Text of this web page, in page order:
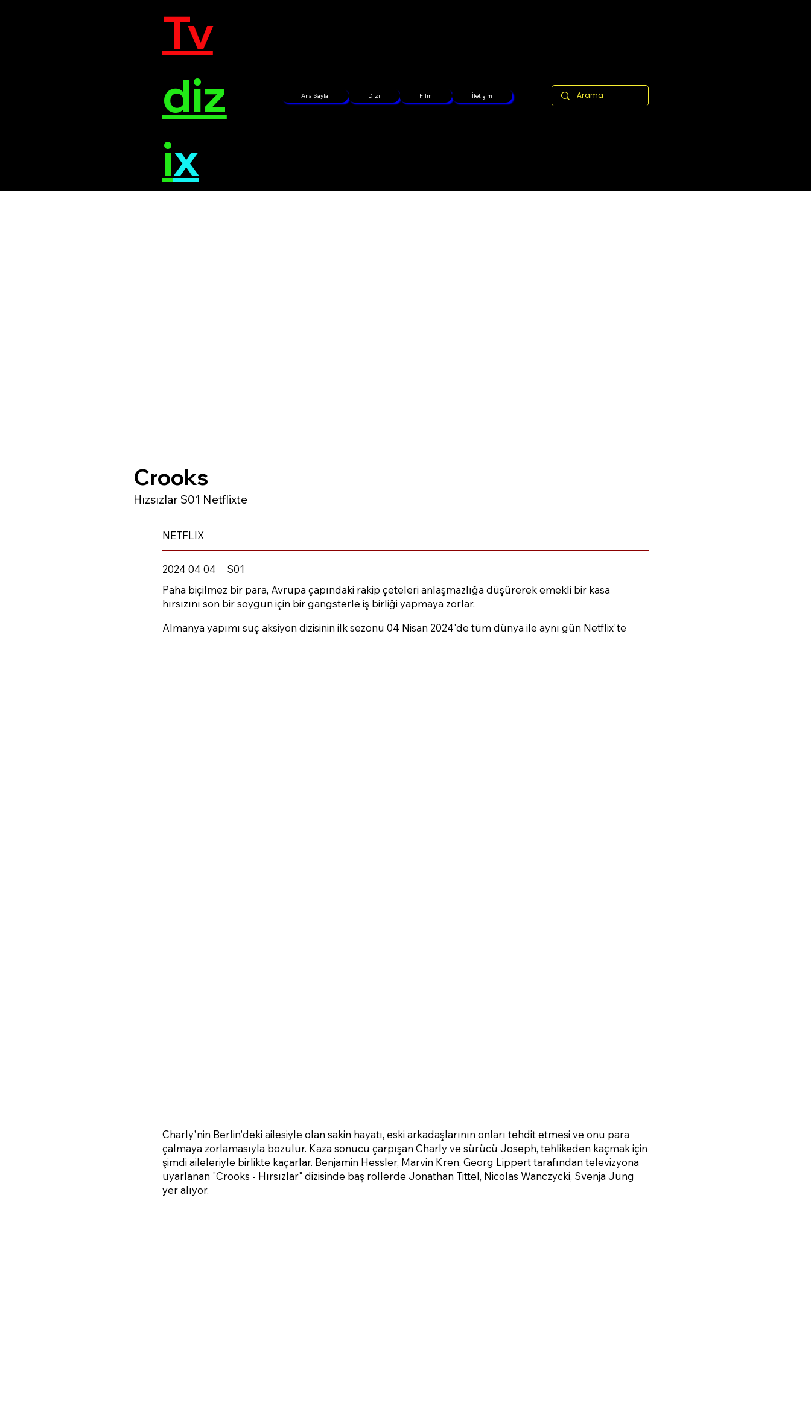
Tv
diz
ix
Ana Sayfa Dizi Film İletişim
Crooks
Hızsızlar S01 Netflixte
NETFLIX
2024 04 04
S01
Paha biçilmez bir para, Avrupa çapındaki rakip çeteleri anlaşmazlığa düşürerek emekli bir kasa
hırsızını son bir soygun için bir gangsterle iş birliği yapmaya zorlar.
Almanya yapımı suç aksiyon dizisinin ilk sezonu 04 Nisan 2024'de tüm dünya ile aynı gün Netflix'te
Charly'nin Berlin'deki ailesiyle olan sakin hayatı, eski arkadaşlarının onları tehdit etmesi ve onu para
çalmaya zorlamasıyla bozulur. Kaza sonucu çarpışan Charly ve sürücü Joseph, tehlikeden kaçmak için
şimdi aileleriyle birlikte kaçarlar. Benjamin Hessler, Marvin Kren, Georg Lippert tarafından televizyona
uyarlanan "Crooks - Hırsızlar" dizisinde baş rollerde Jonathan Tittel, Nicolas Wanczycki, Svenja Jung
yer alıyor.